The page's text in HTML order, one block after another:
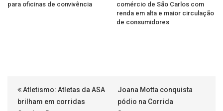
para oficinas de convivência
comércio de São Carlos com
renda em alta e maior circulação
de consumidores
Atletismo: Atletas da ASA
brilham em corridas
Joana Motta conquista
pódio na Corrida